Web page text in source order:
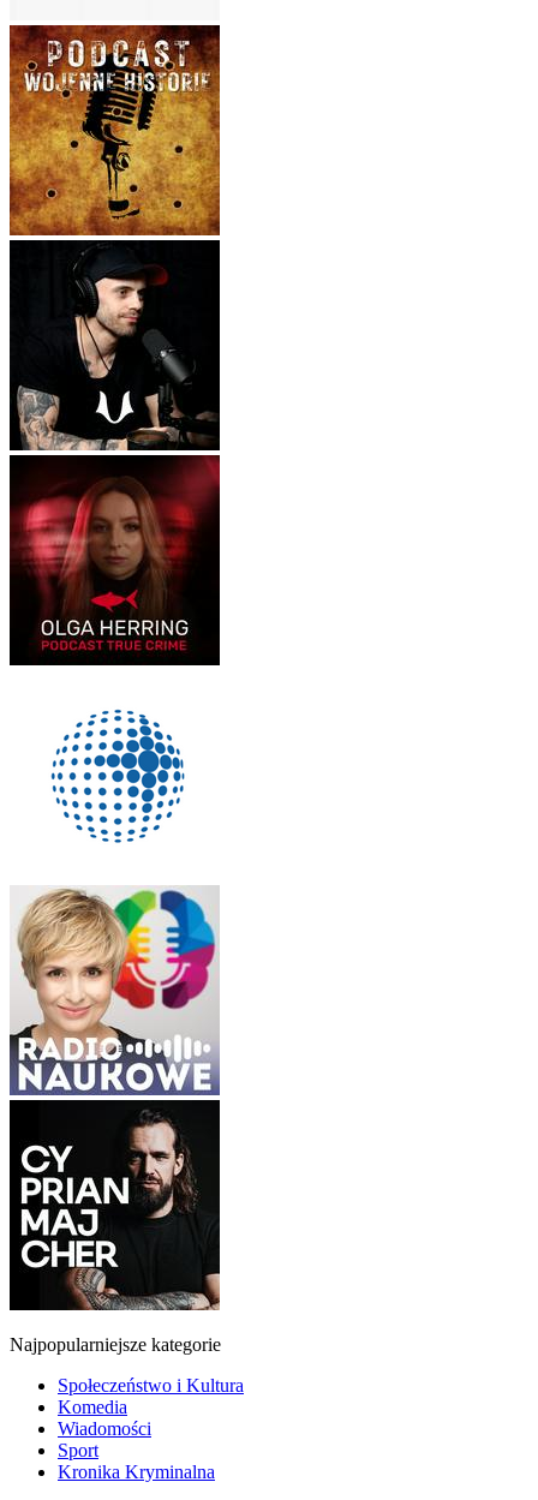
Najpopularniejsze kategorie
Społeczeństwo i Kultura
Komedia
Wiadomości
Sport
Kronika Kryminalna